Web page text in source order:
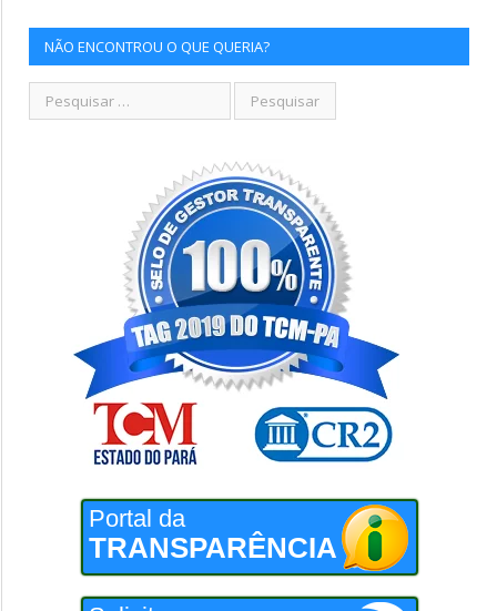
NÃO ENCONTROU O QUE QUERIA?
Portal da
TRANSPARÊNCIA